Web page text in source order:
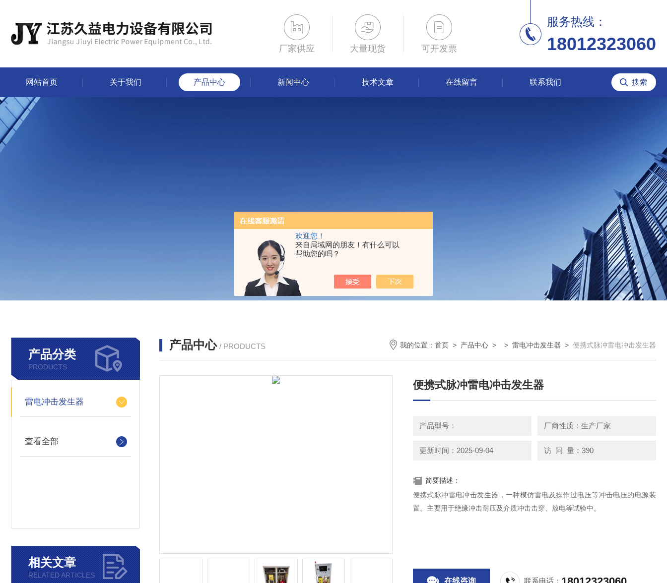
欢迎您！
来自局域网的朋友！有什么可以
帮助您的吗？
厂家供应 大量现货 可开发票
服务热线：
18012323060
网站首页 关于我们 产品中心 新闻中心 技术文章 在线留言 联系我们
产品分类
PRODUCTS
雷电冲击发生器
查看全部
相关文章
RELATED ARTICLES
产品中心 / PRODUCTS 我的位置： 首页 > 产品中心 > > 雷电冲击发生器 > 便携式脉冲雷电冲击发生器
便携式脉冲雷电冲击发生器
产品型号： 厂商性质：生产厂家
更新时间：2025-09-04 访 问 量：390
简要描述：
便携式脉冲雷电冲击发生器，一种模仿雷电及操作过电压等冲击电压的电源装
置。主要用于绝缘冲击耐压及介质冲击击穿、放电等试验中。
在线咨询 联系电话：